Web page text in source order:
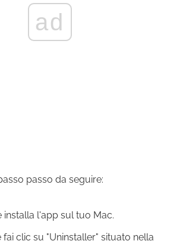
ad
passo da seguire:
installa l'app sul tuo Mac.
fai clic su "Uninstaller" situato nella